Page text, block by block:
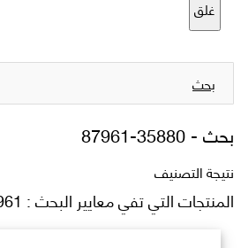
غلق
بحث
بحث -87961-35880
نتيجة التصنيف
المنتجات التي تفي معايير البحث : 87961 35880